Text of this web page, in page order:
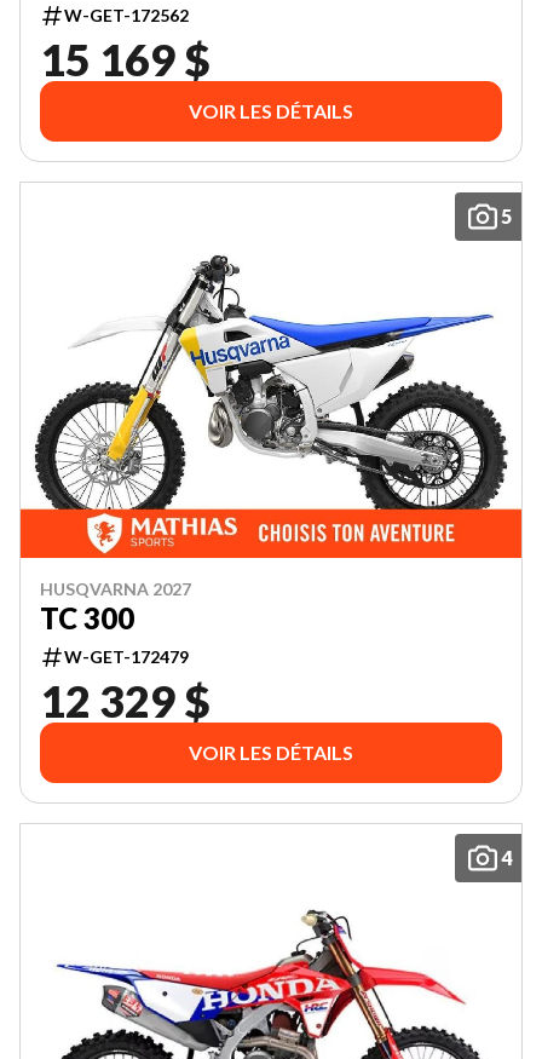
W-GET-172562
15 169 $
VOIR LES DÉTAILS
5
HUSQVARNA 2027
TC 300
W-GET-172479
12 329 $
VOIR LES DÉTAILS
4